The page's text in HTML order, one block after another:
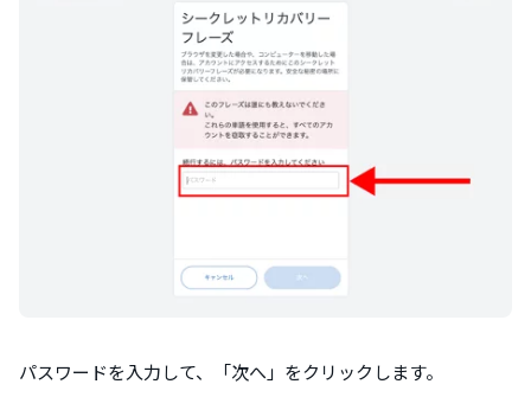
パスワードを入力して、「次へ」をクリックします。